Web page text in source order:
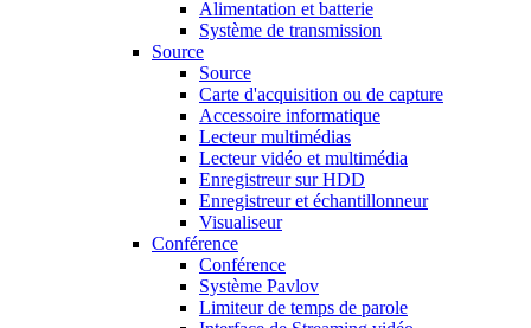
Alimentation et batterie
Système de transmission
Source
Source
Carte d'acquisition ou de capture
Accessoire informatique
Lecteur multimédias
Lecteur vidéo et multimédia
Enregistreur sur HDD
Enregistreur et échantillonneur
Visualiseur
Conférence
Conférence
Système Pavlov
Limiteur de temps de parole